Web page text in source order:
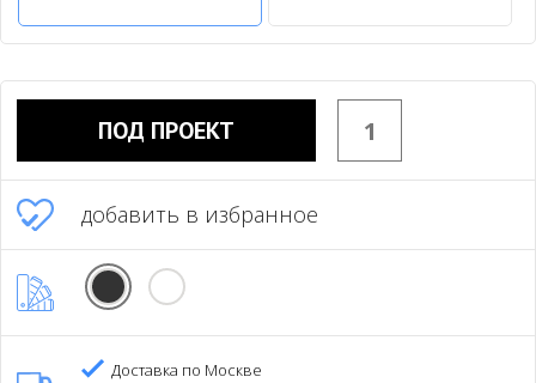
ПОД ПРОЕКТ
добавить в избранное
Доставка по Москве